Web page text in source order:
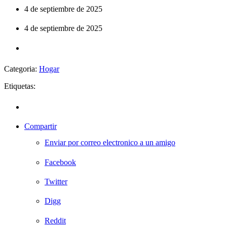
4 de septiembre de 2025
4 de septiembre de 2025
Categoria: Hogar
Etiquetas:
Compartir
Enviar por correo electronico a un amigo
Facebook
Twitter
Digg
Reddit